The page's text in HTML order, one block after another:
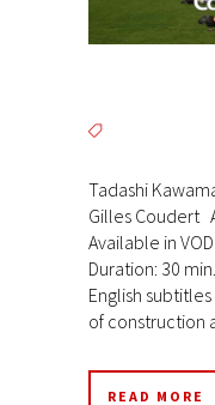
Tadashi
Gilles Coudert
Available in
Duration: 30
English
of construction
READ MORE